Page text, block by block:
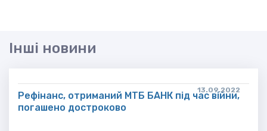
Інші новини
13.09.2022
Рефінанс, отриманий МТБ БАНК під час війни,
погашено достроково